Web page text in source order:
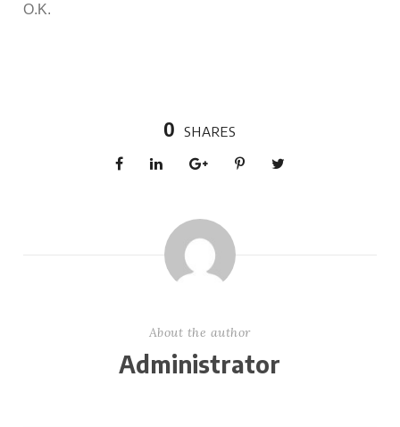
O.K.
0 SHARES
About the author
Administrator